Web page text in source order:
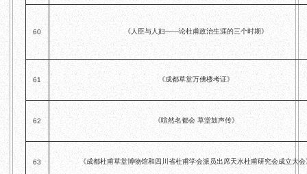
60 《人臣与人妇——论杜甫政治生涯的三个时期》
61 《成都草堂万佛楼考证》
62 《喧然名都会 草堂鼓声传》
63 《成都杜甫草堂博物馆和四川省杜甫学会派员出席天水杜甫研究会成立大会